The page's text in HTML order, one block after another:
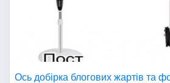
Ось добірка блогових жартів та